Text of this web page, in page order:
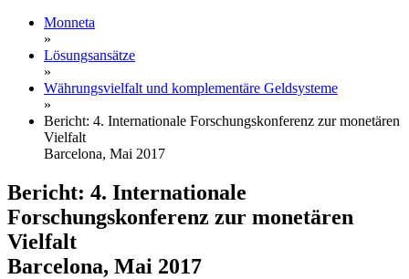
Monneta
»
Lösungsansätze
»
Währungsvielfalt und komplementäre Geldsysteme
»
Bericht: 4. Internationale Forschungskonferenz zur monetären
Vielfalt
Barcelona, Mai 2017
Bericht: 4. Internationale
Forschungskonferenz zur monetären
Vielfalt
Barcelona, Mai 2017